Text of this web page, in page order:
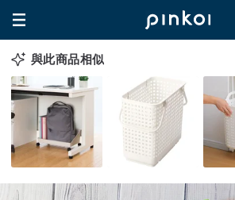
與此商品相似